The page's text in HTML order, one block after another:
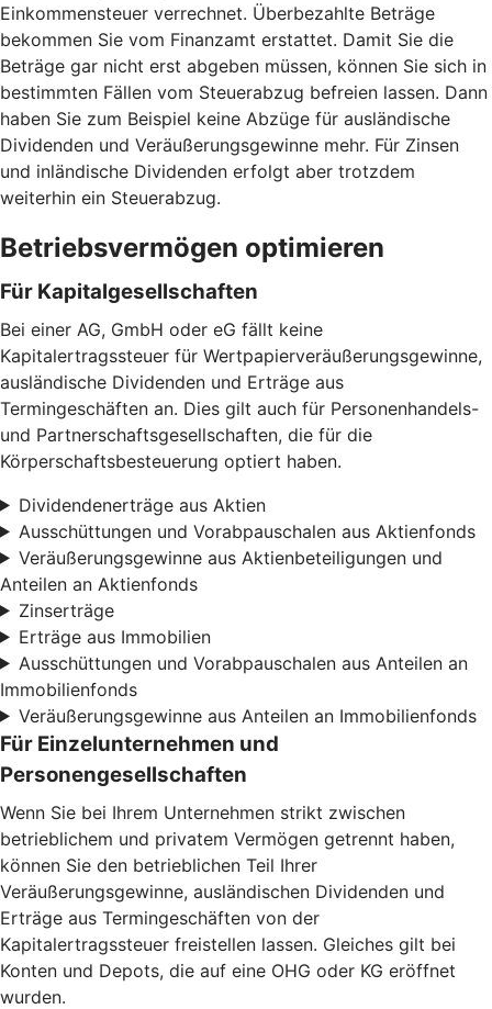
Einkommensteuer verrechnet. Überbezahlte Beträge
bekommen Sie vom Finanzamt erstattet. Damit Sie die
Beträge gar nicht erst abgeben müssen, können Sie sich in
bestimmten Fällen vom Steuerabzug befreien lassen. Dann
haben Sie zum Beispiel keine Abzüge für ausländische
Dividenden und Veräußerungsgewinne mehr. Für Zinsen
und inländische Dividenden erfolgt aber trotzdem
weiterhin ein Steuerabzug.
Betriebsvermögen optimieren
Für Kapitalgesellschaften
Bei einer AG, GmbH oder eG fällt keine
Kapitalertragssteuer für Wertpapierveräußerungsgewinne,
ausländische Dividenden und Erträge aus
Termingeschäften an. Dies gilt auch für Personenhandels-
und Partnerschaftsgesellschaften, die für die
Körperschaftsbesteuerung optiert haben.
Dividendenerträge aus Aktien
Ausschüttungen und Vorabpauschalen aus Aktienfonds
Veräußerungsgewinne aus Aktienbeteiligungen und
Anteilen an Aktienfonds
Zinserträge
Erträge aus Immobilien
Ausschüttungen und Vorabpauschalen aus Anteilen an
Immobilienfonds
Veräußerungsgewinne aus Anteilen an Immobilienfonds
Für Einzelunternehmen und
Personengesellschaften
Wenn Sie bei Ihrem Unternehmen strikt zwischen
betrieblichem und privatem Vermögen getrennt haben,
können Sie den betrieblichen Teil Ihrer
Veräußerungsgewinne, ausländischen Dividenden und
Erträge aus Termingeschäften von der
Kapitalertragssteuer freistellen lassen. Gleiches gilt bei
Konten und Depots, die auf eine OHG oder KG eröffnet
wurden.